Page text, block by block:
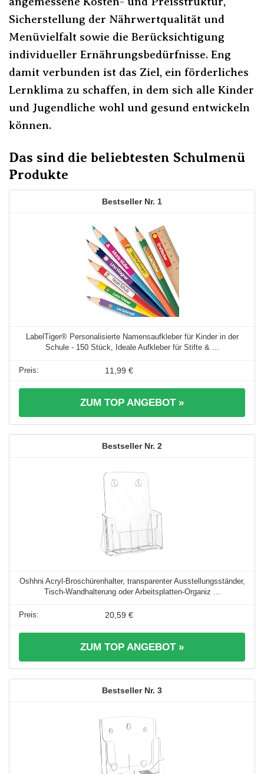
Sicherstellung der Nährwertqualität und
Menüvielfalt sowie die Berücksichtigung
individueller Ernährungsbedürfnisse. Eng
damit verbunden ist das Ziel, ein förderliches
Lernklima zu schaffen, in dem sich alle Kinder
und Jugendliche wohl und gesund entwickeln
können.
Das sind die beliebtesten Schulmenü
Produkte
1
LabelTiger® Personalisierte Namensaufkleber für Kinder in der
Schule - 150 Stück, Ideale Aufkleber für Stifte & ...
11,99 €
ZUM TOP ANGEBOT »
2
Oshhni Acryl-Broschürenhalter, transparenter Ausstellungsständer,
Tisch-Wandhalterung oder Arbeitsplatten-Organiz ...
20,59 €
ZUM TOP ANGEBOT »
3